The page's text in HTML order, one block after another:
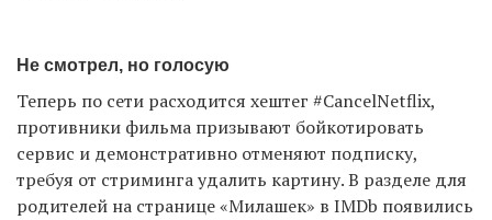
Не смотрел, но голосую
Теперь по сети расходится хештег #CancelNetflix,
противники фильма призывают бойкотировать
сервис и демонстративно отменяют подписку,
требуя от стриминга удалить картину. В разделе для
родителей на странице «Милашек» в IMDb появились